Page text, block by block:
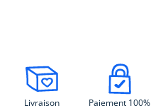
Livraison
Paiement 100%